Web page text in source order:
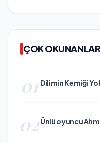
ÇOK OKUNANLAR
01 Dilimin Kemiği
02Ünlü oyuncu